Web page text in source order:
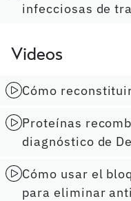
infecciosas de
Videos
Cómo
Proteínas
diagnóstico de
Cómo usar el
para eliminar